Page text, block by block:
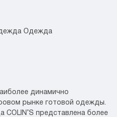
Одежда
динамично
рынке готовой одежды.
представлена более